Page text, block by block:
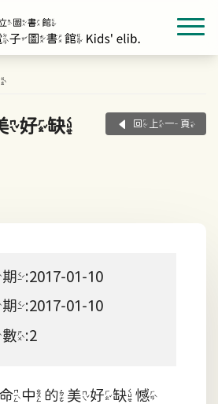
好缺
回上一頁
:2017-01-10
:2017-01-10
:2
中的美好缺憾